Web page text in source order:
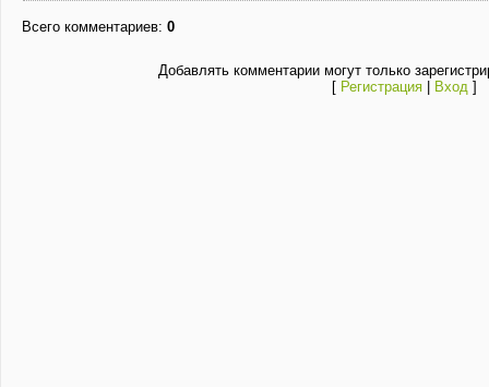
Всего комментариев: 0
Добавлять комментарии могут только
[ Регистрация| Вход]